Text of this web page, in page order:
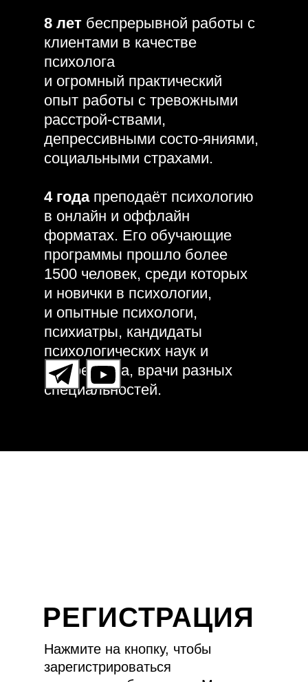
Нажмите на кнопку, чтобы
зарегистрироваться
РЕГИСТРАЦИЯ
8 лет беспрерывной работы с
клиентами в качестве
психолога
и огромный практический
опыт работы с тревожными
расстрой-ствами,
депрессивными состо-яниями,
социальными страхами.
4 года преподаёт психологию
в онлайн и оффлайн
форматах. Его обучающие
программы прошло более
1500 человек, среди которых
и новички в психологии,
и опытные психологи,
психиатры, кандидаты
психологических наук и
профессора, врачи разных
специальностей.